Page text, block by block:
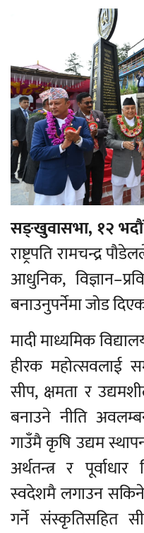
सङ्खुवासभा, १२
राष्ट्रपति रामचन्द्र
आधुनिक,
बनाउनुपर्नेमा जोड
मादी माध्यमिक
हीरक महोत्सवलाई
सीप, क्षमता र
बनाउने नीति
गाउँमै कृषि उद्यम
अर्थतन्त्र र
स्वदेशमै लगाउन
गर्ने संस्कृतिसहित